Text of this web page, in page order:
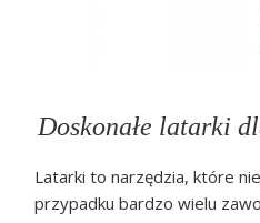
Doskonałe latarki
Latarki to narzędzia, które
przypadku bardzo wielu